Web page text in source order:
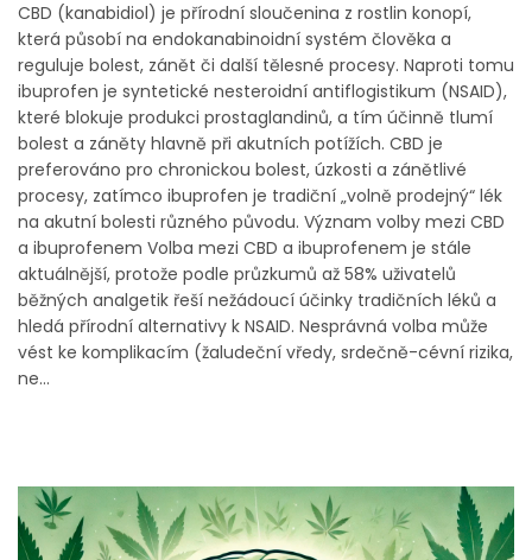
CBD (kanabidiol) je přírodní sloučenina z rostlin konopí,
která působí na endokanabinoidní systém člověka a
reguluje bolest, zánět či další tělesné procesy. Naproti tomu
ibuprofen je syntetické nesteroidní antiflogistikum (NSAID),
které blokuje produkci prostaglandinů, a tím účinně tlumí
bolest a záněty hlavně při akutních potížích. CBD je
preferováno pro chronickou bolest, úzkosti a zánětlivé
procesy, zatímco ibuprofen je tradiční „volně prodejný“ lék
na akutní bolesti různého původu. Význam volby mezi CBD
a ibuprofenem Volba mezi CBD a ibuprofenem je stále
aktuálnější, protože podle průzkumů až 58% uživatelů
běžných analgetik řeší nežádoucí účinky tradičních léků a
hledá přírodní alternativy k NSAID. Nesprávná volba může
vést ke komplikacím (žaludeční vředy, srdečně-cévní rizika,
ne...